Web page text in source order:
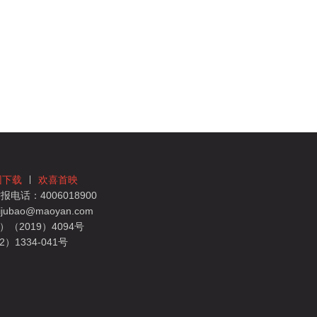
下载
欢喜首映
电话：4006018900
（2019）4094号
）1334-041号